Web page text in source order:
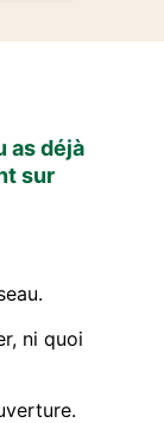
as déjà
sur
ni quoi